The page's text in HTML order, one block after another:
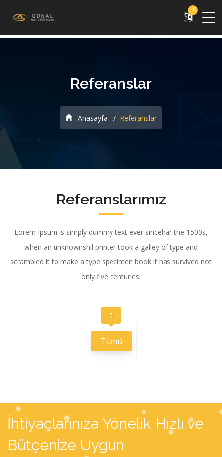
TR
Referanslar
Anasayfa Referanslar
Referanslarımız
Lorem Ipsum is simply dummy text ever sincehar the 1500s,
when an unknownshil printer took a galley of type and
scrambled it to make a type specimen book.It has survived not
only five centuries.
Tümü
0
İhtiyaçlarınıza Yönelik Hızlı ve
Bütçenize Uygun